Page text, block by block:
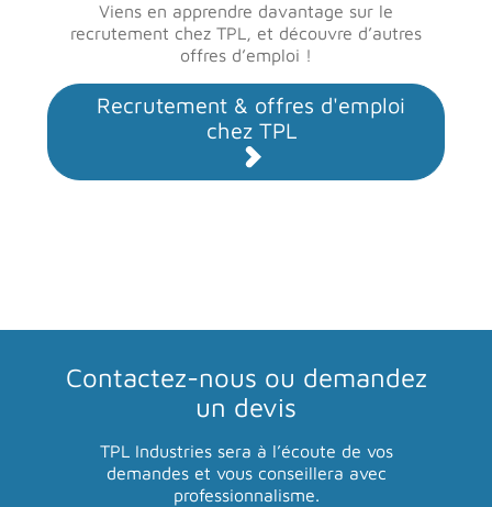
Viens en apprendre davantage sur le
recrutement chez TPL, et découvre d’autres
offres d’emploi !
Recrutement & offres d'emploi
chez TPL
Contactez-nous ou demandez
un devis
TPL Industries sera à l’écoute de vos
demandes et vous conseillera avec
professionnalisme.